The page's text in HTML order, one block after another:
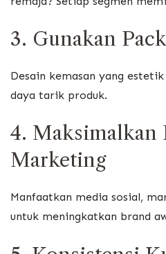
3. Gunakan
Desain kemasan yang
daya tarik produk.
4. Maksimalkan
Marketing
Manfaatkan media sosial,
untuk meningkatkan brand